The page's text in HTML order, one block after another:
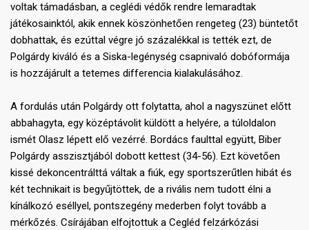
voltak támadásban, a ceglédi védők rendre lemaradtak
játékosainktól, akik ennek köszönhetően rengeteg (23) büntetőt
dobhattak, és ezúttal végre jó százalékkal is tették ezt, de
Polgárdy kiváló és a Siska-legénység csapnivaló dobóformája
is hozzájárult a tetemes differencia kialakulásához.
A fordulás után Polgárdy ott folytatta, ahol a nagyszünet előtt
abbahagyta, egy középtávolit küldött a helyére, a túloldalon
ismét Olasz lépett elő vezérré. Bordács faulttal együtt, Biber
Polgárdy asszisztjából dobott kettest (34-56). Ezt követően
kissé dekoncentrálttá váltak a fiúk, egy sportszerűtlen hibát és
két technikait is begyűjtöttek, de a rivális nem tudott élni a
kínálkozó eséllyel, pontszegény mederben folyt tovább a
mérkőzés. Csírájában elfojtottuk a Cegléd felzárkózási